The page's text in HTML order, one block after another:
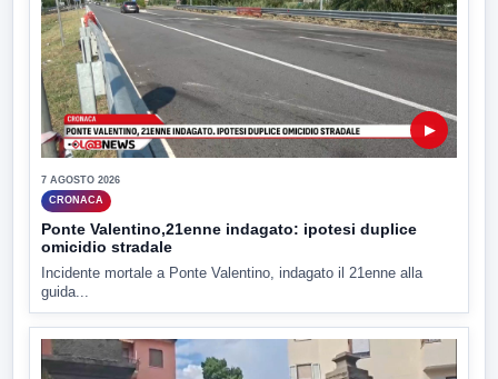
▶
7 AGOSTO 2026
CRONACA
Ponte Valentino,21enne indagato: ipotesi duplice
omicidio stradale
Incidente mortale a Ponte Valentino, indagato il 21enne alla
guida...